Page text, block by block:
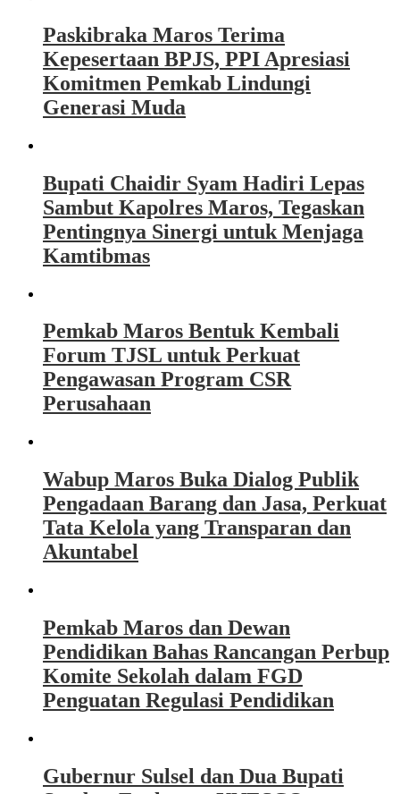
Paskibraka Maros Terima
Kepesertaan BPJS, PPI Apresiasi
Komitmen Pemkab Lindungi
Generasi Muda
Bupati Chaidir Syam Hadiri Lepas
Sambut Kapolres Maros, Tegaskan
Pentingnya Sinergi untuk Menjaga
Kamtibmas
Pemkab Maros Bentuk Kembali
Forum TJSL untuk Perkuat
Pengawasan Program CSR
Perusahaan
Wabup Maros Buka Dialog Publik
Pengadaan Barang dan Jasa, Perkuat
Tata Kelola yang Transparan dan
Akuntabel
Pemkab Maros dan Dewan
Pendidikan Bahas Rancangan Perbup
Komite Sekolah dalam FGD
Penguatan Regulasi Pendidikan
Gubernur Sulsel dan Dua Bupati